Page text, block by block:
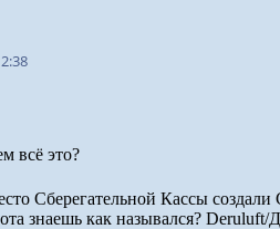
всё это?
Сберегательной Кассы создали
знаешь как назывался? Deruluft/